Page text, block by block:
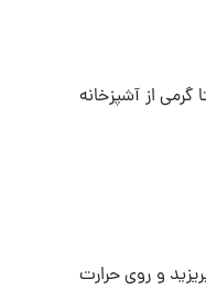
برای ۲ ساعت در گوشه‌ نسبتا گرمی از آشپزخانه
و روی حرارت